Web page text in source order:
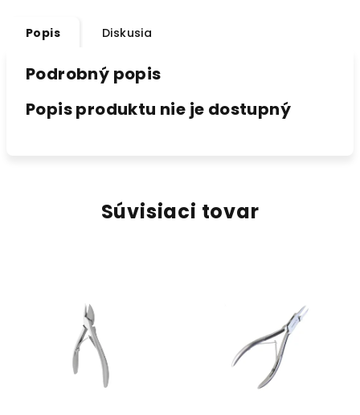
Popis Diskusia
Podrobný popis
Popis produktu nie je dostupný
Súvisiaci tovar